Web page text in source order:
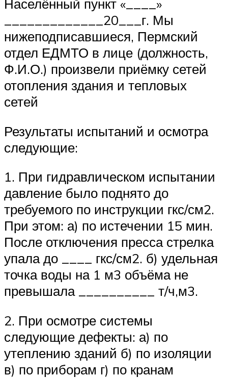
Населённый пункт «____»
_____________20___г. Мы
нижеподписавшиеся, Пермский
отдел ЕДМТО в лице (должность,
Ф.И.О.) произвели приёмку сетей
отопления здания и тепловых
сетей
Результаты испытаний и осмотра
следующие:
1. При гидравлическом испытании
давление было поднято до
требуемого по инструкции гкс/см2.
При этом: а) по истечении 15 мин.
После отключения пресса стрелка
упала до ____ гкс/см2. б) удельная
точка воды на 1 м3 объёма не
превышала __________ т/ч,м3.
2. При осмотре системы
следующие дефекты: а) по
утеплению зданий б) по изоляции
в) по приборам г) по кранам